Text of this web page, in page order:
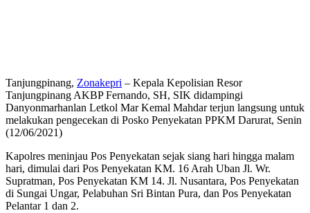
Tanjungpinang, Zonakepri – Kepala Kepolisian Resor
Tanjungpinang AKBP Fernando, SH, SIK didampingi
Danyonmarhanlan Letkol Mar Kemal Mahdar terjun langsung untuk
melakukan pengecekan di Posko Penyekatan PPKM Darurat, Senin
(12/06/2021)
Kapolres meninjau Pos Penyekatan sejak siang hari hingga malam
hari, dimulai dari Pos Penyekatan KM. 16 Arah Uban Jl. Wr.
Supratman, Pos Penyekatan KM 14. Jl. Nusantara, Pos Penyekatan
di Sungai Ungar, Pelabuhan Sri Bintan Pura, dan Pos Penyekatan
Pelantar 1 dan 2.